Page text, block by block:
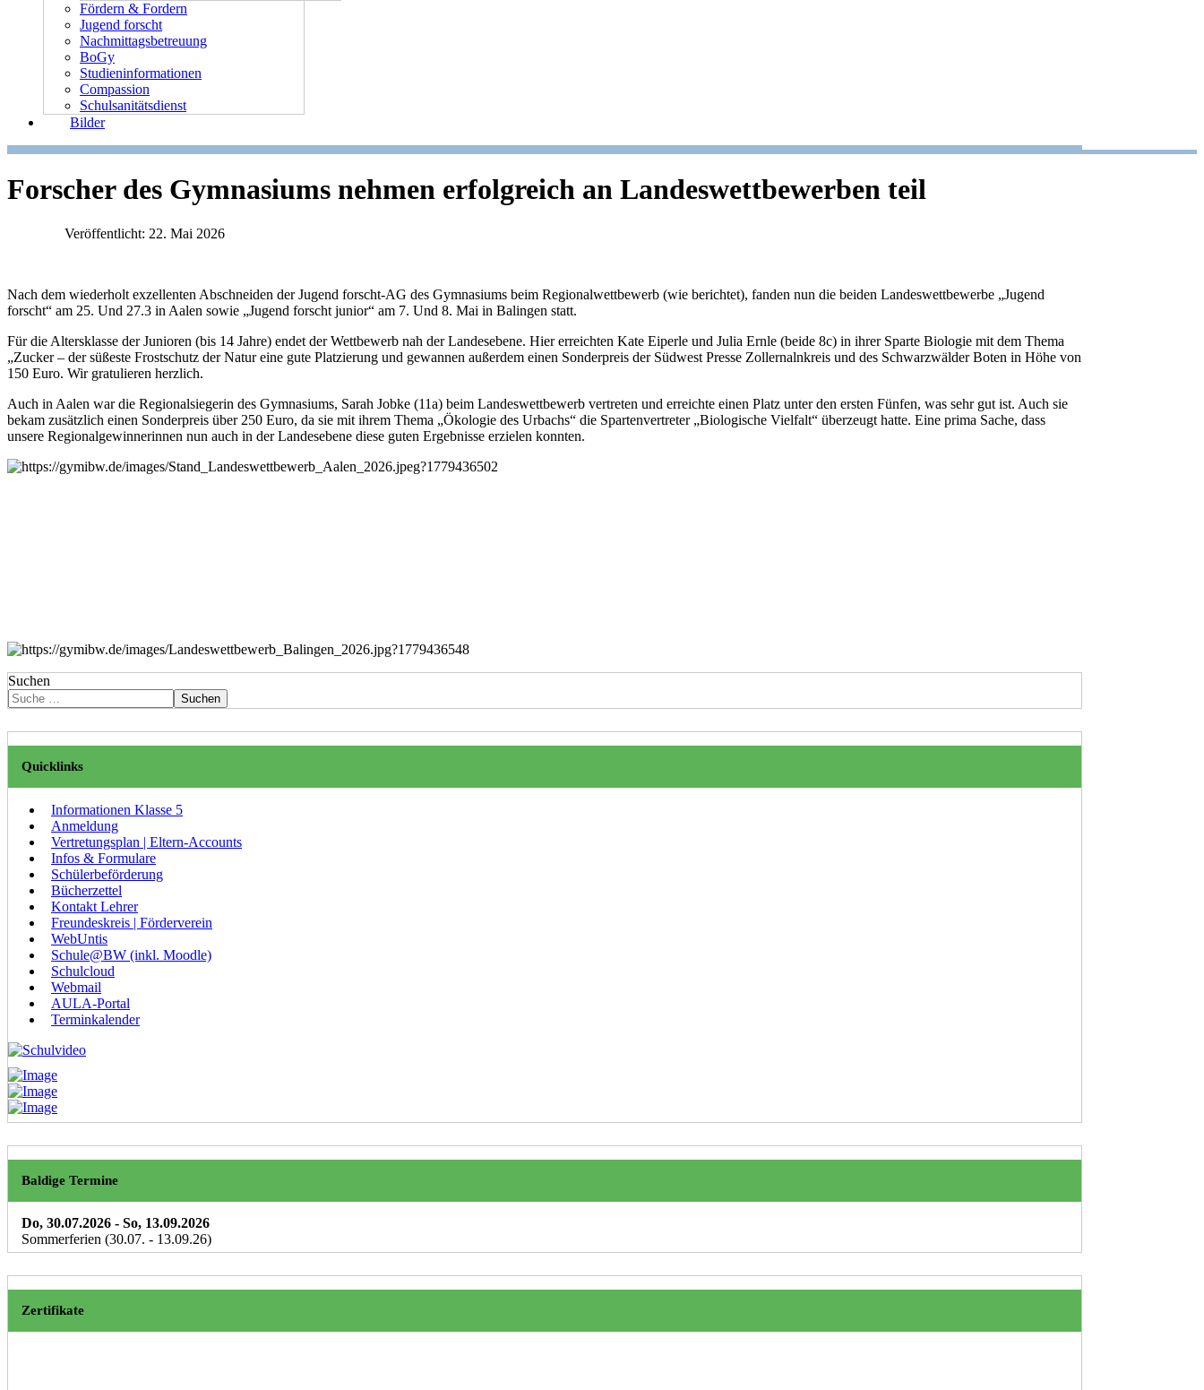
Fördern & Fordern
Jugend forscht
Nachmittagsbetreuung
BoGy
Studieninformationen
Compassion
Schulsanitätsdienst
Bilder
Forscher des Gymnasiums nehmen erfolgreich an Landeswettbewerben teil
Veröffentlicht: 22. Mai 2026
Nach dem wiederholt exzellenten Abschneiden der Jugend forscht-AG des Gymnasiums beim Regionalwettbewerb (wie berichtet), fanden nun die beiden Landeswettbewerbe „Jugend
forscht“ am 25. Und 27.3 in Aalen sowie „Jugend forscht junior“ am 7. Und 8. Mai in Balingen statt.
Für die Altersklasse der Junioren (bis 14 Jahre) endet der Wettbewerb nah der Landesebene. Hier erreichten Kate Eiperle und Julia Ernle (beide 8c) in ihrer Sparte Biologie mit dem Thema
„Zucker – der süßeste Frostschutz der Natur eine gute Platzierung und gewannen außerdem einen Sonderpreis der Südwest Presse Zollernalnkreis und des Schwarzwälder Boten in Höhe von
150 Euro. Wir gratulieren herzlich.
Auch in Aalen war die Regionalsiegerin des Gymnasiums, Sarah Jobke (11a) beim Landeswettbewerb vertreten und erreichte einen Platz unter den ersten Fünfen, was sehr gut ist. Auch sie
bekam zusätzlich einen Sonderpreis über 250 Euro, da sie mit ihrem Thema „Ökologie des Urbachs“ die Spartenvertreter „Biologische Vielfalt“ überzeugt hatte. Eine prima Sache, dass
unsere Regionalgewinnerinnen nun auch in der Landesebene diese guten Ergebnisse erzielen konnten.
Suchen
Suchen
Quicklinks
Informationen Klasse 5
Anmeldung
Vertretungsplan | Eltern-Accounts
Infos & Formulare
Schülerbeförderung
Bücherzettel
Kontakt Lehrer
Freundeskreis | Förderverein
WebUntis
Schule@BW (inkl. Moodle)
Schulcloud
Webmail
AULA-Portal
Terminkalender
Baldige Termine
Do, 30.07.2026 - So, 13.09.2026
Sommerferien (30.07. - 13.09.26)
Zertifikate